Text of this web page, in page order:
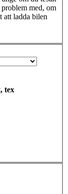
med, om
att ladda bilen
tex